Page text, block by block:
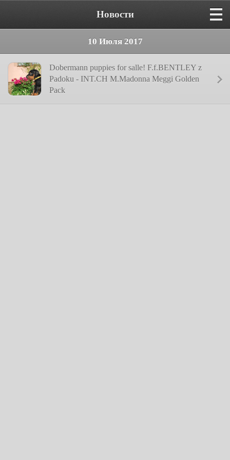
Новости
10 Июля 2017
Dobermann puppies for salle! F.f.BENTLEY z
Padoku - INT.CH M.Madonna Meggi Golden
Pack